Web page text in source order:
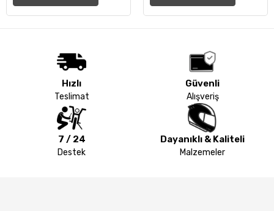
Hızlı
Teslimat
Güvenli
Alışveriş
7 / 24
Destek
Dayanıklı & Kaliteli
Malzemeler